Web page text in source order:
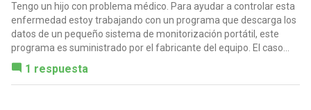
Tengo un hijo con problema médico. Para ayudar a controlar esta
enfermedad estoy trabajando con un programa que descarga los
datos de un pequeño sistema de monitorización portátil, este
programa es suministrado por el fabricante del equipo. El caso...
1 respuesta